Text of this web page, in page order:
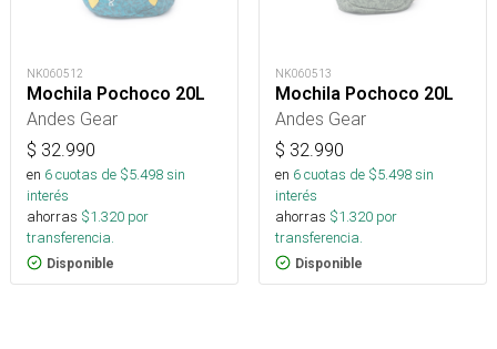
NK060512
Mochila Pochoco 20L
Andes Gear
$ 32.990
en 6cuotas de $5.498sin
interés
ahorras $1.320 por
transferencia.
Disponible
NK060513
Mochila Pochoco 20L
Andes Gear
$ 32.990
en 6cuotas de $5.498sin
interés
ahorras $1.320 por
transferencia.
Disponible